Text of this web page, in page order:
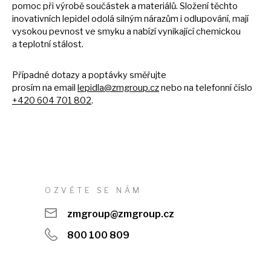
pomoc při výrobě součásteka materiálů. Složení těchto
inovativních lepidel odolá silným nárazům i odlupování, mají
vysokou pevnostve smyku a nabízí vynikající chemickou
a teplotní stálost.
Případné dotazy a poptávky směřujte
prosím na email lepidla@zmgroup.cznebo na telefonní číslo
+420 604 701 802.
OZVĚTE SE NÁM
zmgroup@zmgroup.cz
800 100 809